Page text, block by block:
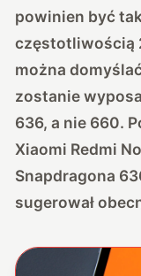
powinien być
częstotliwością
można
zostanie
636, a nie 660.
Xiaomi Redmi
Snapdragona
sugerował